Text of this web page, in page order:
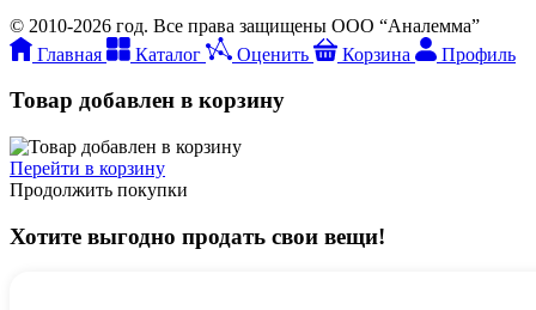
© 2010-2026 год. Все права защищены ООО “Аналемма”
Главная
Каталог Оценить Корзина Профиль
Товар добавлен в корзину
Перейти в корзину
Продолжить покупки
Хотите выгодно продать свои вещи!